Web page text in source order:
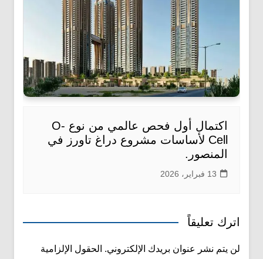
اكتمال أول فحص عالمي من نوع O-
Cell لأساسات مشروع دراغ تاورز في
المنصور.
13 فبراير، 2026
اترك تعليقاً
لن يتم نشر عنوان بريدك الإلكتروني. الحقول الإلزامية